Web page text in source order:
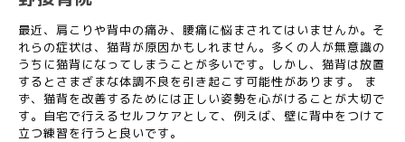
最近、肩こりや背中の痛み、腰痛に悩まされてはいませんか。そ
れらの症状は、猫背が原因かもしれません。多くの人が無意識の
うちに猫背になってしまうことが多いです。しかし、猫背は放置
するとさまざまな体調不良を引き起こす可能性があります。 ま
ず、猫背を改善するためには正しい姿勢を心がけることが大切で
す。自宅で行えるセルフケアとして、例えば、壁に背中をつけて
立つ練習を行うと良いです。